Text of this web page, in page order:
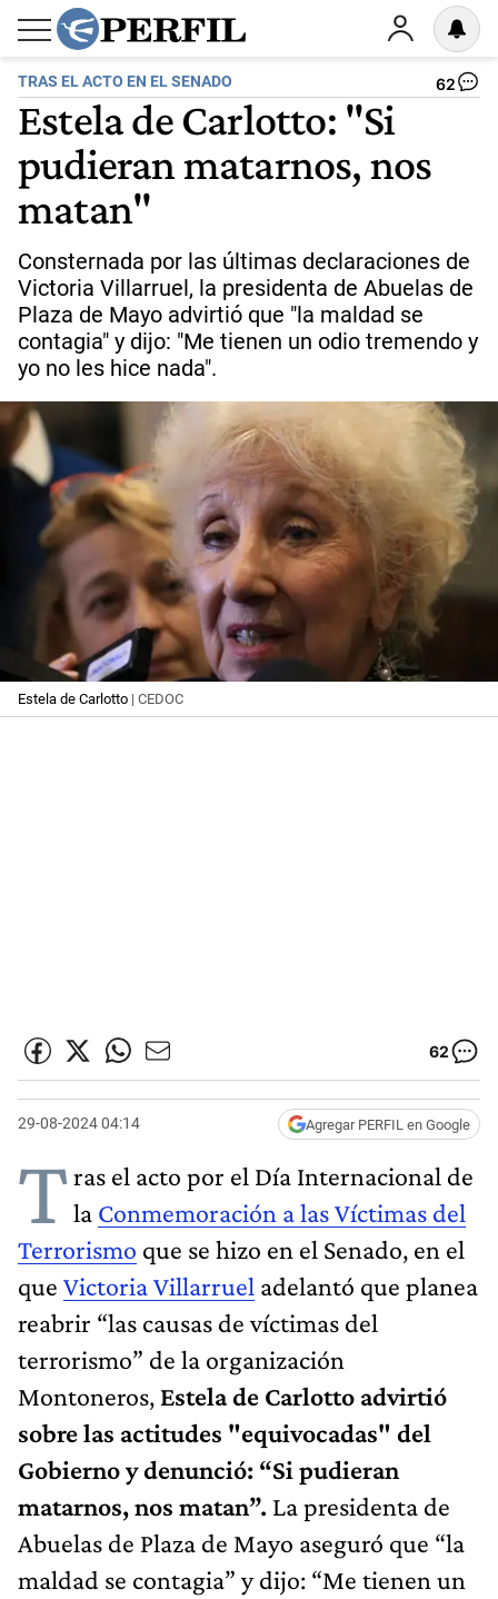
TRAS EL ACTO EN EL SENADO 62
Estela de Carlotto: "Si
pudieran matarnos, nos
matan"
Consternada por las últimas declaraciones de
Victoria Villarruel, la presidenta de Abuelas de
Plaza de Mayo advirtió que "la maldad se
contagia" y dijo: "Me tienen un odio tremendo y
yo no les hice nada".
Estela de Carlotto | CEDOC
62
29-08-2024 04:14 Agregar PERFIL en Google
Tras el acto por el Día Internacional de
la Conmemoración a las Víctimas del
Terrorismo que se hizo en el Senado, en el
que Victoria Villarruel adelantó que planea
reabrir “las causas de víctimas del
terrorismo” de la organización
Montoneros, Estela de Carlotto advirtió
sobre las actitudes "equivocadas" del
Gobierno y denunció: “Si pudieran
matarnos, nos matan”. La presidenta de
Abuelas de Plaza de Mayo aseguró que “la
maldad se contagia” y dijo: “Me tienen un